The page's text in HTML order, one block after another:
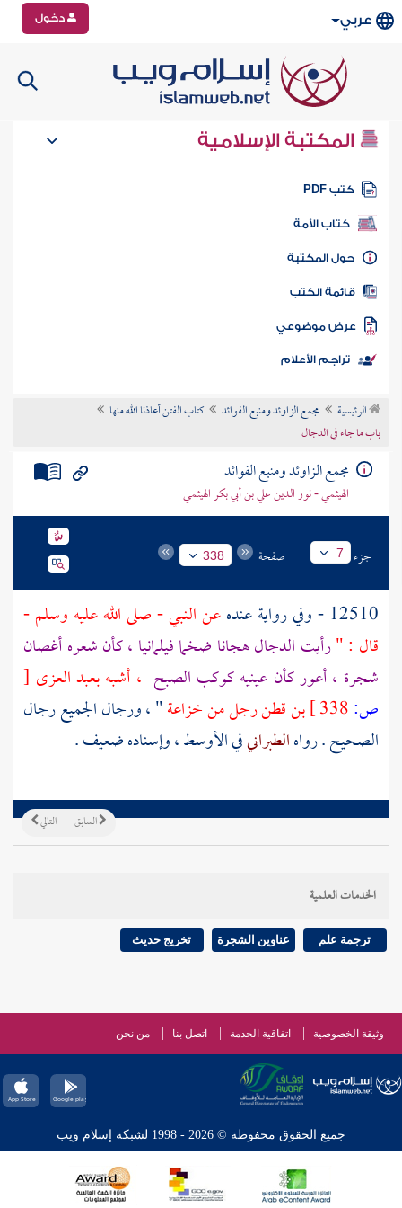
عربي دخول
المكتبة الإسلامية
كتب PDF
كتاب الأمة
المكتبة
الكتب
موضوعي
تراجم الأعلام
الرئيسية مجمع الزاوئد ومنبع الفوائد
كتاب الفتن أعاذنا الله منها
باب ما جاء في الدجال
مجمع الزاوئد ومنبع الفوائد
الهيثمي - نور الدين علي بن أبي بكر الهيثمي
جزء 7 صفحة 338
12510 - وفي رواية عنده
عن النبي - صلى الله عليه وسلم -
قال : "رأيت الدجالهجانا ضخما فيلمانيا ، كأن شعره أغصان
شجرة ، أعور كأن عينيه كوكب الصبح ، أشبهبعبد العزى [
ص:
بن قطنرجل منخزاعة" ، ورجال الجميع رجال
الصحيح . رواهالطبرانيفي الأوسط ، وإسناده ضعيف .
التالي السابق
الخدمات العلمية
ترجمة علم عناوين الشجرة تخريج حديث
وثيقة الخصوصية اتفاقية الخدمة اتصل بنا من نحن
جميع الحقوق محفوظة © 2026 - 1998 لشبكة إسلام ويب